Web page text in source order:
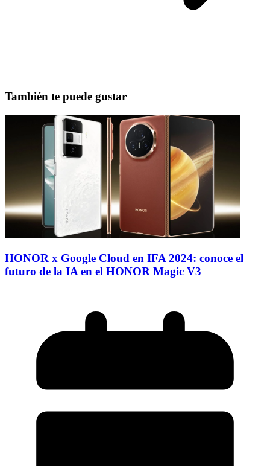
También te puede gustar
HONOR x Google Cloud en IFA 2024: conoce el
futuro de la IA en el HONOR Magic V3